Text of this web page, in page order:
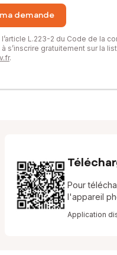
demande
L.223-2 du Code de la
s’inscrire gratuitement sur la
.
Pour
l'appareil
Application